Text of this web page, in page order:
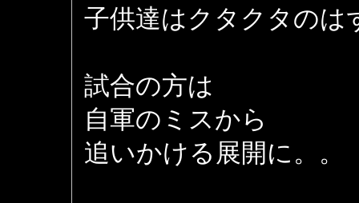
子供達はクタクタのは
試合の方は
自軍のミスから
追いかける展開に。。